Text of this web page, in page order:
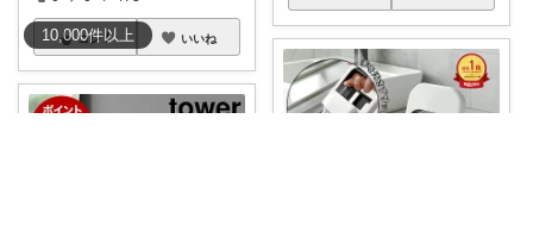
10,000件以上
コレ いいね